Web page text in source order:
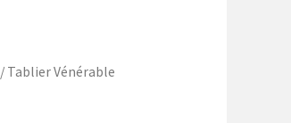
/ Tablier Vénérable